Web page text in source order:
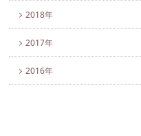
2018年
2017年
2016年